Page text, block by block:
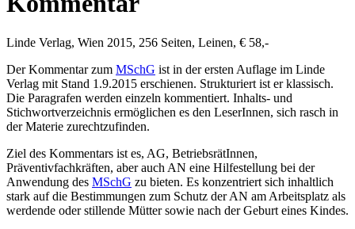
Linde Verlag, Wien 2015, 256 Seiten, Leinen, € 58,-
Der Kommentar zum MSchG ist in der ersten Auflage im Linde
Verlag mit Stand 1.9.2015 erschienen. Strukturiert ist er klassisch.
Die Paragrafen werden einzeln kommentiert. Inhalts- und
Stichwortverzeichnis ermöglichen es den LeserInnen, sich rasch in
der Materie zurechtzufinden.
Ziel des Kommentars ist es, AG, BetriebsrätInnen,
Präventivfachkräften, aber auch AN eine Hilfestellung bei der
Anwendung des MSchG zu bieten. Es konzentriert sich inhaltlich
stark auf die Bestimmungen zum Schutz der AN am Arbeitsplatz als
werdende oder stillende Mütter sowie nach der Geburt eines Kindes.